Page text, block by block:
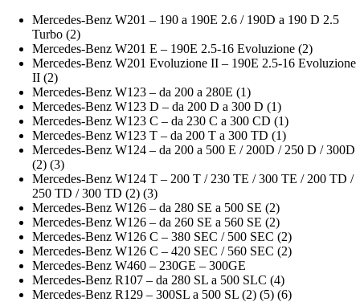
Mercedes-Benz W201 – 190 a 190E 2.6 / 190D a 190 D 2.5
Turbo (2)
Mercedes-Benz W201 E – 190E 2.5-16 Evoluzione (2)
Mercedes-Benz W201 Evoluzione II – 190E 2.5-16 Evoluzione
II (2)
Mercedes-Benz W123 – da 200 a 280E (1)
Mercedes-Benz W123 D – da 200 D a 300 D (1)
Mercedes-Benz W123 C – da 230 C a 300 CD (1)
Mercedes-Benz W123 T – da 200 T a 300 TD (1)
Mercedes-Benz W124 – da 200 a 500 E / 200D / 250 D / 300D
(2) (3)
Mercedes-Benz W124 T – 200 T / 230 TE / 300 TE / 200 TD /
250 TD / 300 TD (2) (3)
Mercedes-Benz W126 – da 280 SE a 500 SE (2)
Mercedes-Benz W126 – da 260 SE a 560 SE (2)
Mercedes-Benz W126 C – 380 SEC / 500 SEC (2)
Mercedes-Benz W126 C – 420 SEC / 560 SEC (2)
Mercedes-Benz W460 – 230GE – 300GE
Mercedes-Benz R107 – da 280 SL a 500 SLC (4)
Mercedes-Benz R129 – 300SL a 500 SL (2) (5) (6)